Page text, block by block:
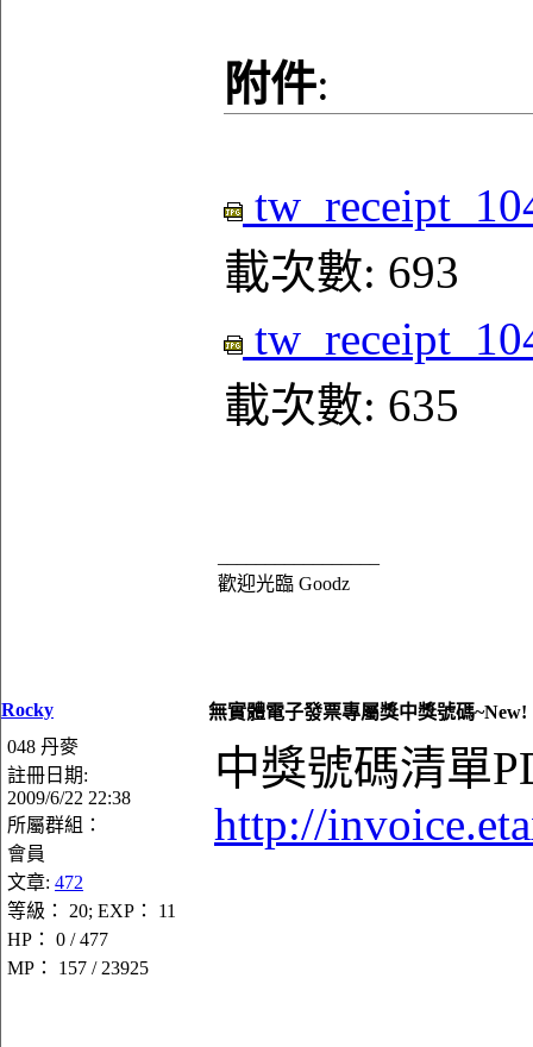
附件:
載次數: 693
載次數: 635
歡迎光臨 Goodz
Rocky
無實體電子發票專屬獎中獎號碼~New!
048 丹麥
註冊日期:
2009/6/22 22:38
所屬群組：
會員
文章: 472
等級： 20; EXP： 11
HP： 0 / 477
MP： 157 / 23925
中獎號碼清單
http://